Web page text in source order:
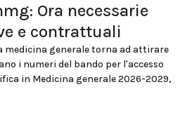
Ora necessarie
e contrattuali
medicina generale torna ad attirare
i numeri del bando per l'accesso
in Medicina generale 2026-2029,